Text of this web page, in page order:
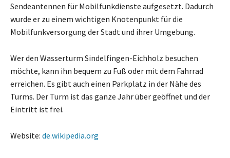
Sendeantennen für Mobilfunkdienste aufgesetzt. Dadurch
wurde er zu einem wichtigen Knotenpunkt für die
Mobilfunkversorgung der Stadt und ihrer Umgebung.
Wer den Wasserturm Sindelfingen-Eichholz besuchen
möchte, kann ihn bequem zu Fuß oder mit dem Fahrrad
erreichen. Es gibt auch einen Parkplatz in der Nähe des
Turms. Der Turm ist das ganze Jahr über geöffnet und der
Eintritt ist frei.
Website: de.wikipedia.org